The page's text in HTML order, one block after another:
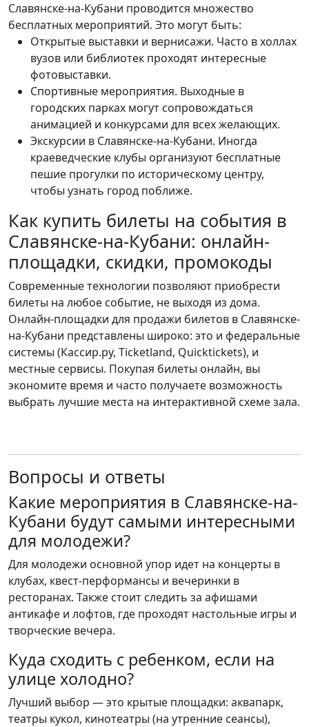
Славянске-на-Кубани проводится множество
бесплатных мероприятий. Это могут быть:
Открытые выставки и вернисажи. Часто в холлах
вузов или библиотек проходят интересные
фотовыставки.
Спортивные мероприятия. Выходные в
городских парках могут сопровождаться
анимацией и конкурсами для всех желающих.
Экскурсии в Славянске-на-Кубани. Иногда
краеведческие клубы организуют бесплатные
пешие прогулки по историческому центру,
чтобы узнать город поближе.
Как купить билеты на события в
Славянске-на-Кубани: онлайн-
площадки, скидки, промокоды
Современные технологии позволяют приобрести
билеты на любое событие, не выходя из дома.
Онлайн-площадки для продажи билетов в Славянске-
на-Кубани представлены широко: это и федеральные
системы (Кассир.ру, Ticketland, Quicktickets), и
местные сервисы. Покупая билеты онлайн, вы
экономите время и часто получаете возможность
выбрать лучшие места на интерактивной схеме зала.
Вопросы и ответы
Какие мероприятия в Славянске-на-
Кубани будут самыми интересными
для молодежи?
Для молодежи основной упор идет на концерты в
клубах, квест-перформансы и вечеринки в
ресторанах. Также стоит следить за афишами
антикафе и лофтов, где проходят настольные игры и
творческие вечера.
Куда сходить с ребенком, если на
улице холодно?
Лучший выбор — это крытые площадки: аквапарк,
театры кукол, кинотеатры (на утренние сеансы),